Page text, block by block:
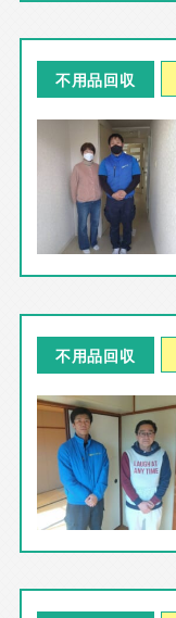
不用品回収
不用品回収